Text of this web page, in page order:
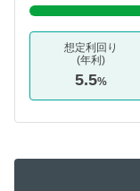
想定利回り
(年利)
5.5%